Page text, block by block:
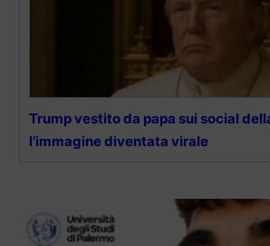
Trump vestito da papa sui social
l’immagine diventata virale